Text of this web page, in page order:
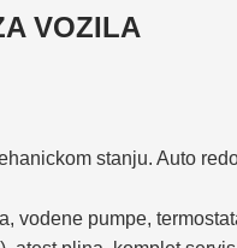
VOZILA
stanju. Auto
vodene pumpe,